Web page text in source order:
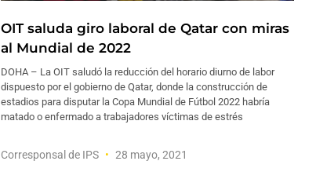
OIT saluda giro laboral de Qatar con miras
al Mundial de 2022
DOHA – La OIT saludó la reducción del horario diurno de labor
dispuesto por el gobierno de Qatar, donde la construcción de
estadios para disputar la Copa Mundial de Fútbol 2022 habría
matado o enfermado a trabajadores víctimas de estrés
Corresponsal de IPS 28 mayo, 2021